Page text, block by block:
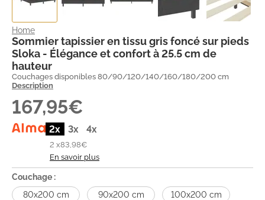
Home
Sommier tapissier en tissu gris foncé sur pieds
Sloka - Élégance et confort à 25.5 cm de
hauteur
Couchages disponibles 80/90/120/140/160/180/200 cm
Description
167,95€
2x 3x 4x
2 x83,98€
En savoir plus
Couchage :
80x200 cm
90x200 cm 100x200 cm